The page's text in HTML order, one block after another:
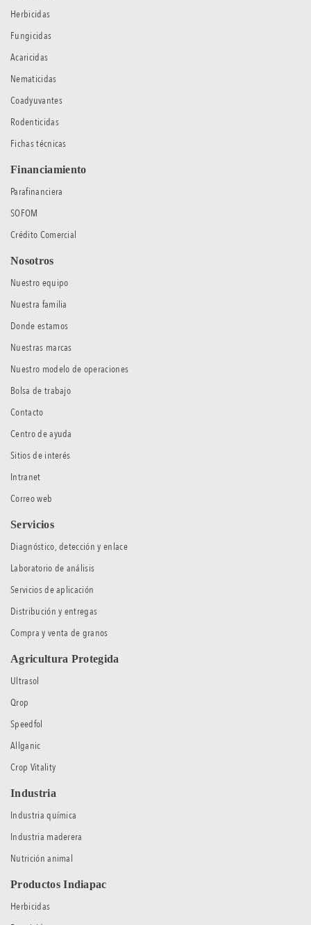
Herbicidas
Fungicidas
Acaricidas
Nematicidas
Coadyuvantes
Rodenticidas
Fichas técnicas
Financiamiento
Parafinanciera
SOFOM
Crédito Comercial
Nosotros
Nuestro equipo
Nuestra familia
Donde estamos
Nuestras marcas
Nuestro modelo de operaciones
Bolsa de trabajo
Contacto
Centro de ayuda
Sitios de interés
Intranet
Correo web
Servicios
Diagnóstico, detección y enlace
Laboratorio de análisis
Servicios de aplicación
Distribución y entregas
Compra y venta de granos
Agricultura Protegida
Ultrasol
Qrop
Speedfol
Allganic
Crop Vitality
Industria
Industria química
Industria maderera
Nutrición animal
Productos Indiapac
Herbicidas